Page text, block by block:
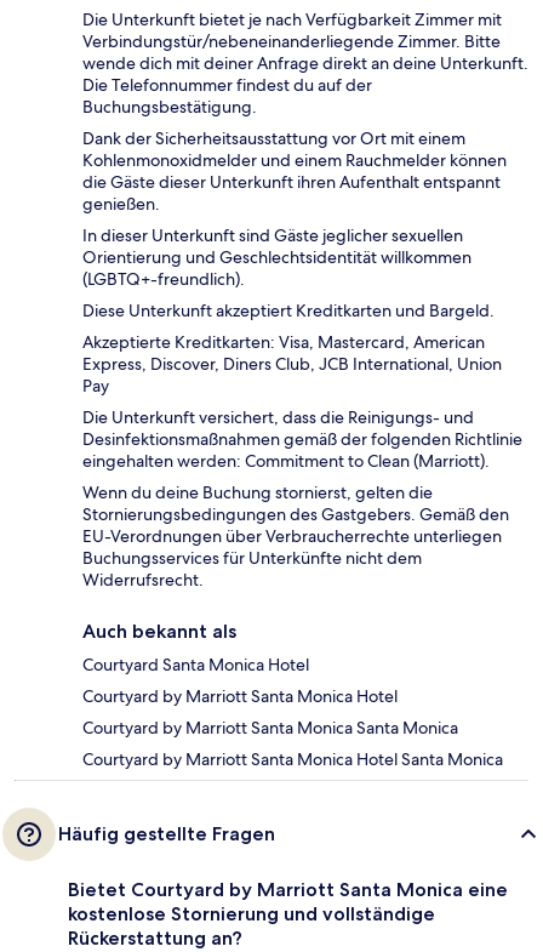
Die Unterkunft bietet je nach Verfügbarkeit Zimmer mit
Verbindungstür/nebeneinanderliegende Zimmer. Bitte
wende dich mit deiner Anfrage direkt an deine Unterkunft.
Die Telefonnummer findest du auf der
Buchungsbestätigung.
Dank der Sicherheitsausstattung vor Ort mit einem
Kohlenmonoxidmelder und einem Rauchmelder können
die Gäste dieser Unterkunft ihren Aufenthalt entspannt
genießen.
In dieser Unterkunft sind Gäste jeglicher sexuellen
Orientierung und Geschlechtsidentität willkommen
(LGBTQ+-freundlich).
Diese Unterkunft akzeptiert Kreditkarten und Bargeld.
Akzeptierte Kreditkarten: Visa, Mastercard, American
Express, Discover, Diners Club, JCB International, Union
Pay
Die Unterkunft versichert, dass die Reinigungs- und
Desinfektionsmaßnahmen gemäß der folgenden Richtlinie
eingehalten werden: Commitment to Clean (Marriott).
Wenn du deine Buchung stornierst, gelten die
Stornierungsbedingungen des Gastgebers. Gemäß den
EU-Verordnungen über Verbraucherrechte unterliegen
Buchungsservices für Unterkünfte nicht dem
Widerrufsrecht.
Auch bekannt als
Courtyard Santa Monica Hotel
Courtyard by Marriott Santa Monica Hotel
Courtyard by Marriott Santa Monica Santa Monica
Courtyard by Marriott Santa Monica Hotel Santa Monica
Häufig gestellte Fragen
Bietet Courtyard by Marriott Santa Monica eine
kostenlose Stornierung und vollständige
Rückerstattung an?